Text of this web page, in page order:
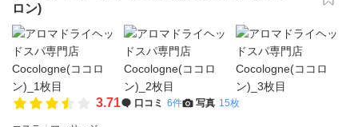
ロン)
3.71 口コミ 6件 写真 15枚